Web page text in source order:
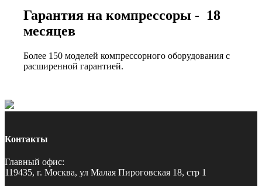
Гарантия на компрессоры - 18
месяцев
Более 150 моделей компрессорного оборудования с
расширенной гарантией.
Контакты
Главный офис:
119435, г. Москва, ул Малая Пироговская 18, стр 1